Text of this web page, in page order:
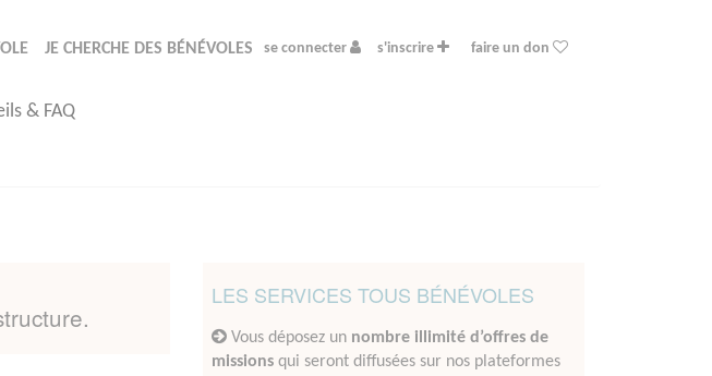
JE CHERCHE DES BÉNÉVOLES se connecter s'inscrire faire un don
& FAQ
LES SERVICES TOUS BÉNÉVOLES
Vous déposez un nombre illimité d’offres de
missions qui seront diffusées sur nos plateformes